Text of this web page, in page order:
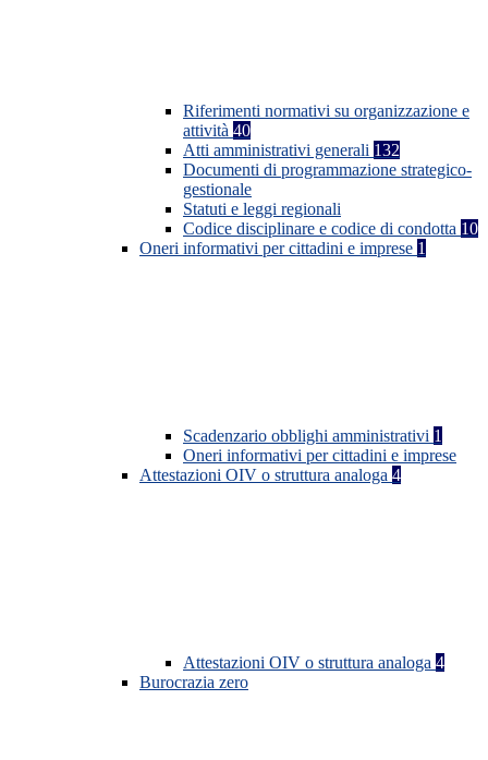
Riferimenti normativi su organizzazione e
attività 40
Atti amministrativi generali 132
Documenti di programmazione strategico-
gestionale
Statuti e leggi regionali
Codice disciplinare e codice di condotta 10
Oneri informativi per cittadini e imprese 1
Scadenzario obblighi amministrativi 1
Oneri informativi per cittadini e imprese
Attestazioni OIV o struttura analoga 4
Attestazioni OIV o struttura analoga 4
Burocrazia zero